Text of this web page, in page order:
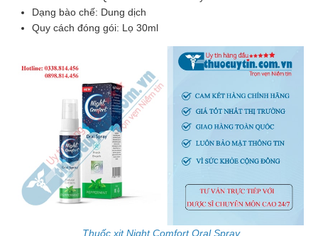
Nhà
thuốc
Liên
Dạng bào chế: Dung dịch
Quy cách đóng gói: Lọ 30ml
Thuốc xịt Night Comfort Oral Spray